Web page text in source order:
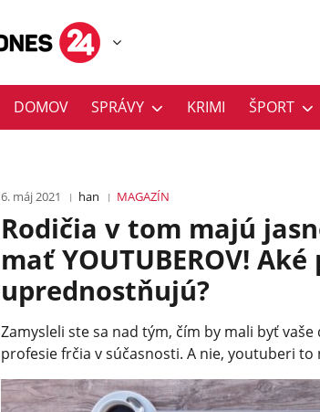
DOMOV SPRÁVY KRIMI ŠPORT
6. máj 2021 han MAGAZÍN
Rodičia v tom majú
mať YOUTUBEROV!
uprednostňujú?
Zamysleli ste sa nad tým, čím by mali byť
profesie frčia v súčasnosti. A nie, youtuberi to